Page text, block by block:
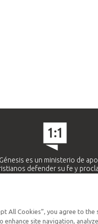
es un ministerio de
defender su fe y
Ministerio Hispano y
All Cookies”, you agree to
enhance site navigation,